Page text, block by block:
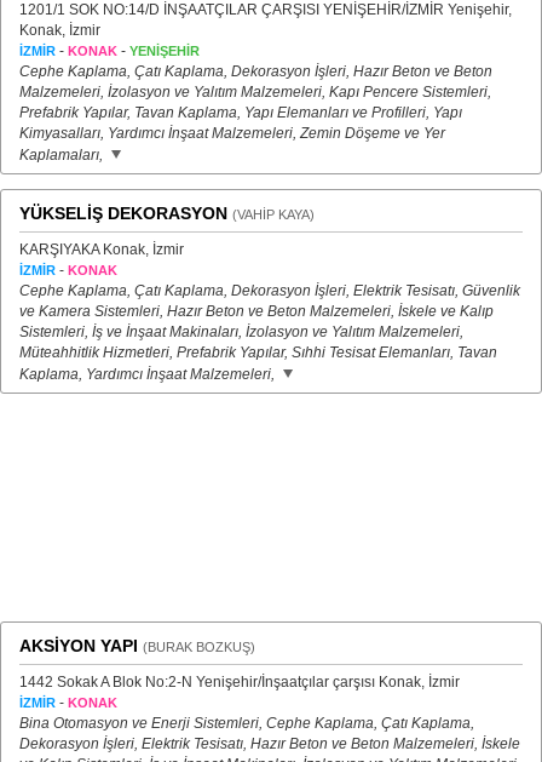
1201/1 SOK NO:14/D İNŞAATÇILAR ÇARŞISI YENİŞEHİR/İZMİR Yenişehir,
Konak, İzmir
İZMİR - KONAK - YENİŞEHİR
Cephe Kaplama, Çatı Kaplama, Dekorasyon İşleri, Hazır Beton ve Beton
Malzemeleri, İzolasyon ve Yalıtım Malzemeleri, Kapı Pencere Sistemleri,
Prefabrik Yapılar, Tavan Kaplama, Yapı Elemanları ve Profilleri, Yapı
Kimyasalları, Yardımcı İnşaat Malzemeleri, Zemin Döşeme ve Yer
Kaplamaları,
YÜKSELİŞ DEKORASYON (VAHİP KAYA)
KARŞIYAKA Konak, İzmir
İZMİR - KONAK
Cephe Kaplama, Çatı Kaplama, Dekorasyon İşleri, Elektrik Tesisatı, Güvenlik
ve Kamera Sistemleri, Hazır Beton ve Beton Malzemeleri, İskele ve Kalıp
Sistemleri, İş ve İnşaat Makinaları, İzolasyon ve Yalıtım Malzemeleri,
Müteahhitlik Hizmetleri, Prefabrik Yapılar, Sıhhi Tesisat Elemanları, Tavan
Kaplama, Yardımcı İnşaat Malzemeleri,
AKSİYON YAPI (BURAK BOZKUŞ)
1442 Sokak A Blok No:2-N Yenişehir/İnşaatçılar çarşısı Konak, İzmir
İZMİR - KONAK
Bina Otomasyon ve Enerji Sistemleri, Cephe Kaplama, Çatı Kaplama,
Dekorasyon İşleri, Elektrik Tesisatı, Hazır Beton ve Beton Malzemeleri, İskele